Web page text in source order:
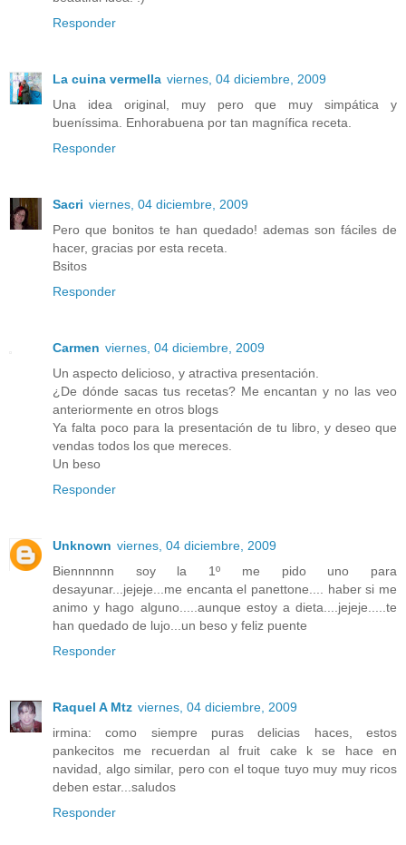
Responder
La cuina vermella viernes, 04 diciembre, 2009
Una idea original, muy pero que muy simpática y
bueníssima. Enhorabuena por tan magnífica receta.
Responder
Sacri viernes, 04 diciembre, 2009
Pero que bonitos te han quedado! ademas son fáciles de
hacer, gracias por esta receta.
Bsitos
Responder
Carmen viernes, 04 diciembre, 2009
Un aspecto delicioso, y atractiva presentación.
¿De dónde sacas tus recetas? Me encantan y no las veo
anteriormente en otros blogs
Ya falta poco para la presentación de tu libro, y deseo que
vendas todos los que mereces.
Un beso
Responder
Unknown viernes, 04 diciembre, 2009
Biennnnnn soy la 1º me pido uno para
desayunar...jejeje...me encanta el panettone.... haber si me
animo y hago alguno.....aunque estoy a dieta....jejeje.....te
han quedado de lujo...un beso y feliz puente
Responder
Raquel A Mtz viernes, 04 diciembre, 2009
irmina: como siempre puras delicias haces, estos
pankecitos me recuerdan al fruit cake k se hace en
navidad, algo similar, pero con el toque tuyo muy muy ricos
deben estar...saludos
Responder